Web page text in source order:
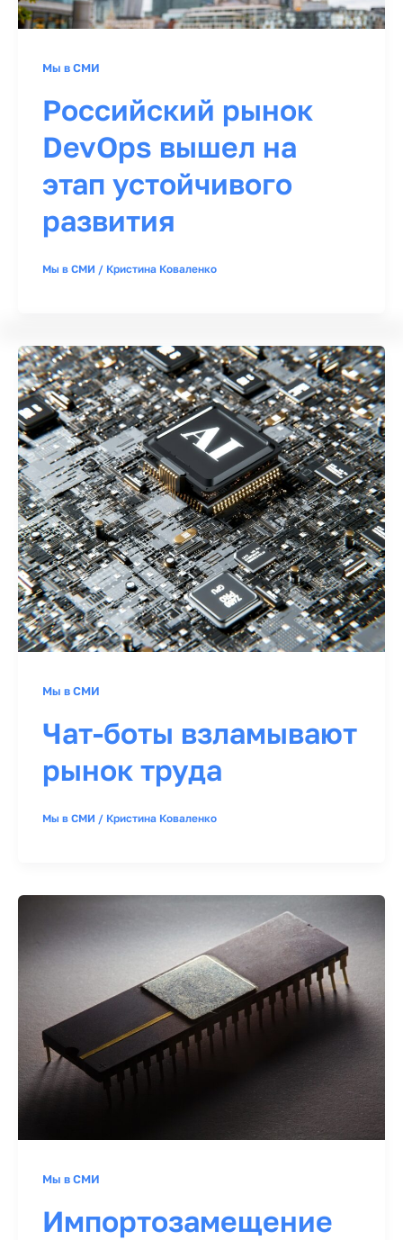
Мы в СМИ
Российский рынок
DevOps вышел на
этап устойчивого
развития
Мы в СМИ / Кристина Коваленко
Мы в СМИ
Чат-боты взламывают
рынок труда
Мы в СМИ / Кристина Коваленко
Мы в СМИ
Импортозамещение